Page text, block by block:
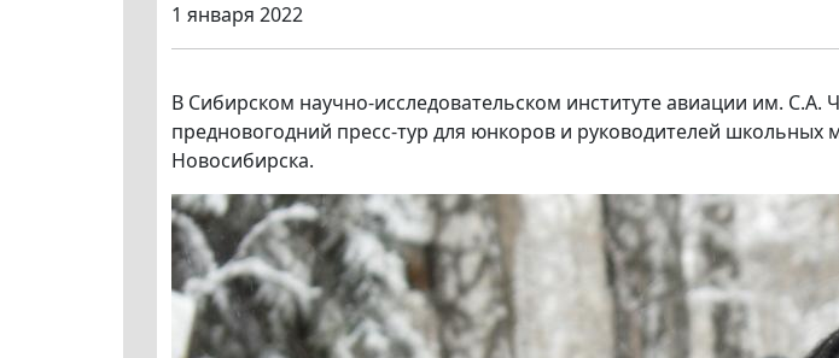
1 января 2022
В Сибирском научно-исследовательском институте авиации им. С.А.
предновогодний пресс-тур для юнкоров и руководителей школьных
Новосибирска.